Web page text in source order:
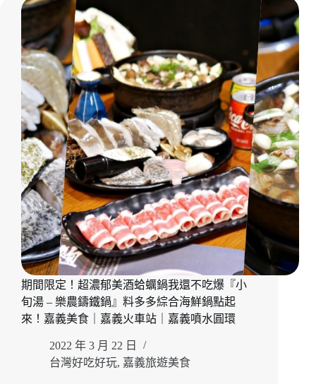
嘉
義
伴
手
禮
吃
這
間
『興
加
臭
豆
腐』
滿
滿
一
桌
銅
板
價
料
理
滿
足
又
癮，
酥
期間限定！超濃郁美酒蛤蠣鍋我還不吃爆『小
旬湯 – 樂農鑄鐵鍋』料多多綜合海鮮鍋點起
來！嘉義美食｜嘉義火車站｜嘉義噴水圓環
2022 年 3 月 22 日
台灣好吃好玩, 嘉義旅遊美食